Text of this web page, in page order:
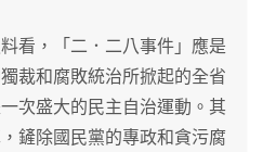
看，「二．二八事件」應是
裁和腐敗統治所掀起的全省
次盛大的民主自治運動。其
鏟除國民黨的專政和貪污腐